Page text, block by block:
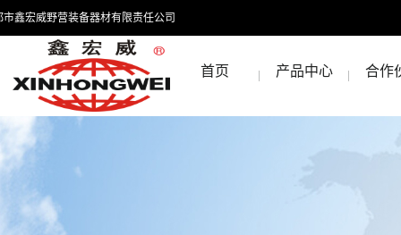
市鑫宏威野营装备器材有限责任公司
首页 产品中心 合作